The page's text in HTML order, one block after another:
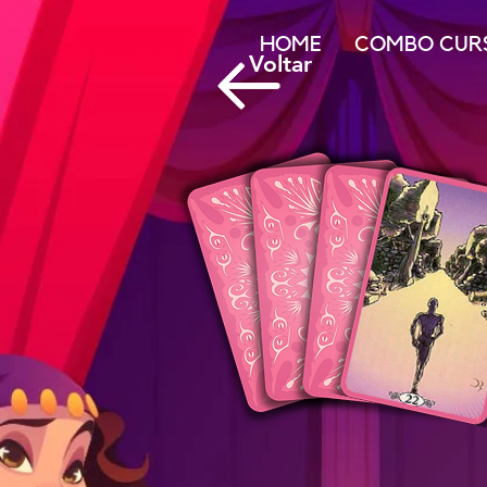
Voltar
HOME COMBO